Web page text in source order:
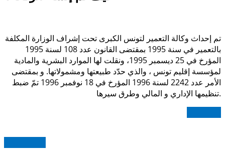
تم إحداث وكالة التعمير لتونس الكبرى تحت إشراف الوزارة المكلفة
بالتعمير في سنة 1995 بمقتضى القانون عدد 108 لسنة 1995
المؤرخ في 25 ديسمبر 1995، ونقلت لها الموارد البشرية والمادية
لمؤسسة إقليم تونس ، والذي حدّد طبيعتها ومشمولاتها. و بمقتضى
الأمر عدد 2242 لسنة 1996 المؤرخ في 18 نوفمبر 1996 تمّ ضبط
تنظيمها الإداري و المالي وطرق سيرها.